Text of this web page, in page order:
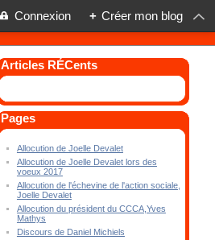
Connexion + Créer mon blog
Articles RÉCents
Pages
Allocution de Joelle Devalet
Allocution de Joelle Devalet lors des
voeux 2017
Allocution de l'échevine de l'action sociale,
Joelle Devalet
Allocution du président du CCCA,Yves
Mathys
Discours de Daniel Michiels